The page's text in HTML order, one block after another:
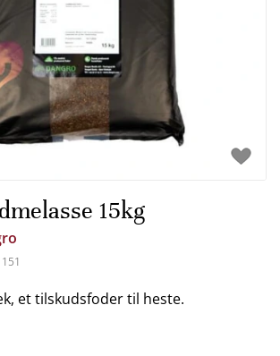
15kg
et tilskudsfoder til heste.